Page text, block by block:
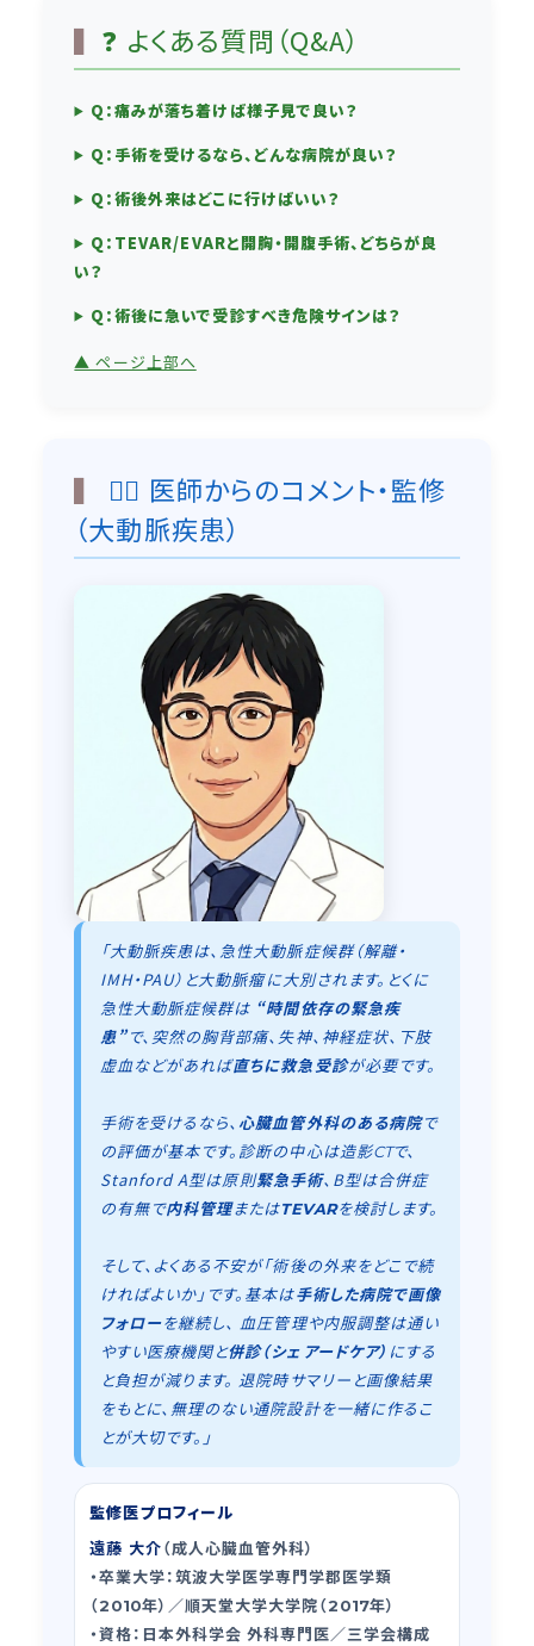
❓ よくある質問（Q&A）
Q：痛みが落ち着けば様子見で良い？
Q：手術を受けるなら、どんな病院が良い？
Q：術後外来はどこに行けばいい？
Q：TEVAR/EVARと開胸・開腹手術、どちらが良
い？
Q：術後に急いで受診すべき危険サインは？
▲ ページ上部へ
👨‍⚕️ 医師からのコメント・監修
（大動脈疾患）
「大動脈疾患は、急性大動脈症候群（解離・
IMH・PAU）と大動脈瘤に大別されます。とくに
急性大動脈症候群は “時間依存の緊急疾
患”で、突然の胸背部痛、失神、神経症状、下肢
虚血などがあれば直ちに救急受診が必要です。
手術を受けるなら、 心臓血管外科のある病院で
の評価が基本です。診断の中心は造影CTで、
Stanford A型は原則緊急手術、B型は合併症
の有無で内科管理またはTEVARを検討します。
そして、よくある不安が「術後の外来をどこで続
ければよいか」です。基本は手術した病院で画像
フォローを継続し、 血圧管理や内服調整は通い
やすい医療機関と併診（シェアードケア） にする
と負担が減ります。 退院時サマリーと画像結果
をもとに、無理のない通院設計を一緒に作るこ
とが大切です。」
監修医プロフィール
遠藤 大介（成人心臓血管外科）
・卒業大学：筑波大学医学専門学郡医学類
（2010年）／順天堂大学大学院（2017年）
・資格：日本外科学会 外科専門医／三学会構成